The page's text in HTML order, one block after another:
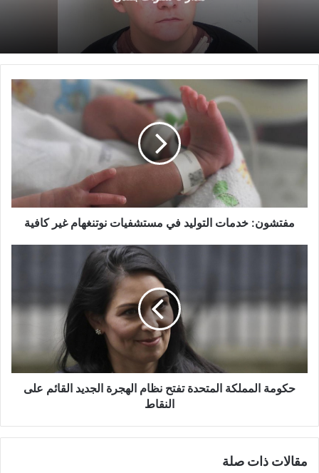
مفتشون:
التوليد
مستشفيات
مفتشون: خدمات التوليد في مستشفيات نوتنغهام غير كافية
نظام
على
النقاط
حكومة المملكة المتحدة تفتح نظام الهجرة الجديد القائم على
النقاط
مقالات ذات صلة